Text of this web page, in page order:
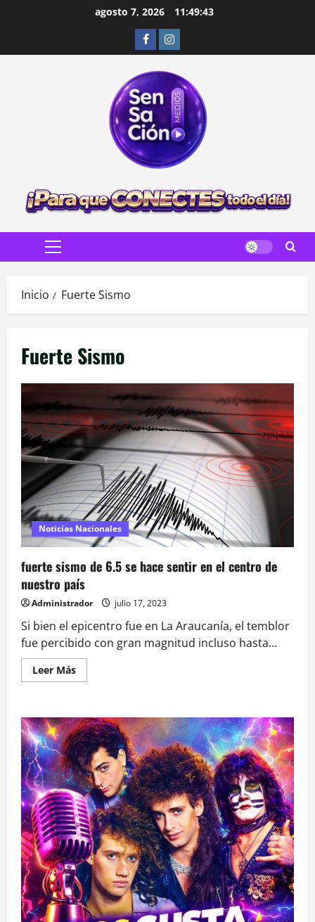
agosto 7, 2026 11:49:44
FacebookInstagram
Menú
Inicio Fuerte Sismo
Fuerte Sismo
Noticias Nacionales
fuerte sismo de 6.5 se hace sentir en el centro de
nuestro país
Administrador julio 17, 2023
Si bien el epicentro fue en La Araucanía, el temblor
fue percibido con gran magnitud incluso hasta...
Leer MásLeer
más
sismo
de
6.5
se
hace
sentir
en
el
centro
de
nuestro
país